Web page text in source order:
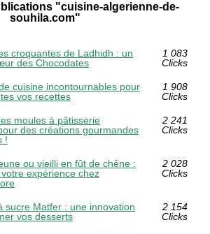
"cuisine-algerienne-de-
souhila.com"
croquantes de Ladhidh : un
des Chocodates
1 083
Clicks
cuisine incontournables pour
vos recettes
1 908
Clicks
moules à pâtisserie
des créations gourmandes
!
2 241
Clicks
ou vieilli en fût de chêne :
expérience chez
2 028
Clicks
sucre Matfer : une innovation
vos desserts
2 154
Clicks